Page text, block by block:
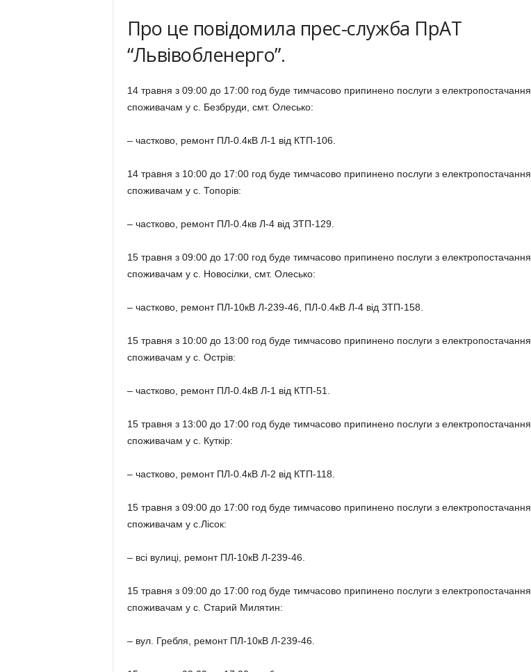
Про це повідомила прес-служба ПрАТ
“Львівобленерго”.
14 травня з 09:00 до 17:00 год буде тимчасово припинено послуги з електропостачання
споживачам у с. Безбруди, смт. Олесько:
– частково, ремонт ПЛ-0.4кВ Л-1 від КТП-106.
14 травня з 10:00 до 17:00 год буде тимчасово припинено послуги з електропостачання
споживачам у с. Топорів:
– частково, ремонт ПЛ-0.4кв Л-4 від ЗТП-129.
15 травня з 09:00 до 17:00 год буде тимчасово припинено послуги з електропостачання
споживачам у с. Новосілки, смт. Олесько:
– частково, ремонт ПЛ-10кВ Л-239-46, ПЛ-0.4кВ Л-4 від ЗТП-158.
15 травня з 10:00 до 13:00 год буде тимчасово припинено послуги з електропостачання
споживачам у с. Острів:
– частково, ремонт ПЛ-0.4кВ Л-1 від КТП-51.
15 травня з 13:00 до 17:00 год буде тимчасово припинено послуги з електропостачання
споживачам у с. Куткір:
– частково, ремонт ПЛ-0.4кВ Л-2 від КТП-118.
15 травня з 09:00 до 17:00 год буде тимчасово припинено послуги з електропостачання
споживачам у с.Лісок:
– всі вулиці, ремонт ПЛ-10кВ Л-239-46.
15 травня з 09:00 до 17:00 год буде тимчасово припинено послуги з електропостачання
споживачам у с. Старий Милятин:
– вул. Гребля, ремонт ПЛ-10кВ Л-239-46.